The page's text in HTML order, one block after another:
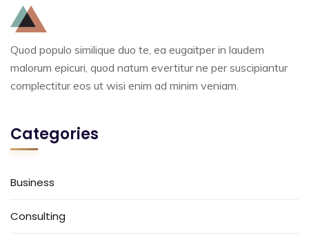
Quod populo similique duo te, ea eugaitper in laudem
malorum epicuri, quod natum evertitur ne per suscipiantur
complectitur eos ut wisi enim ad minim veniam.
Categories
Business
Consulting